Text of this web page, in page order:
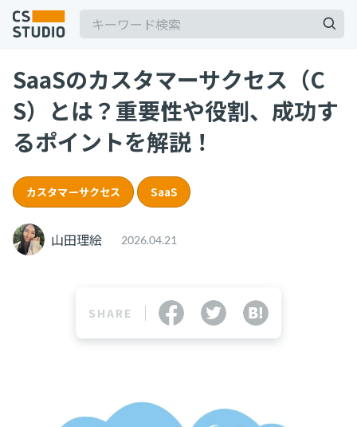
サービス
コンサル・トレーニング
CS人材育成プログラム
カスタマーサクセスBPO
【2025年最新】Outlookの時短術15選！メー
ル作成やタスク管理のテクニックを紹介
カスタマーサポート
2025.06.06
BPaaSに取り組む注目企業一覧（2025年版）
例とともに解説
カスタマーサクセス 顧客満足度
組織作り
SaaSのカスタマーサクセス（C
S）とは？重要性や役割、成功す
るポイントを解説！
カスタマーサクセス SaaS
山田理絵 2026.04.21
SHARE